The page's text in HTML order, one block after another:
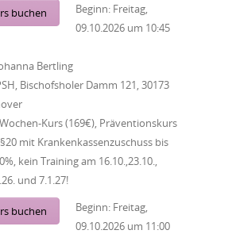
buchen Beginn: Freitag,
09.10.2026 um 10:45
Bertling
Bischofsholer Damm 121, 30173
Kurs (169€), Präventionskurs
mit Krankenkassenzuschuss bis
kein Training am 16.10.,23.10.,
und 7.1.27!
buchen Beginn: Freitag,
09.10.2026 um 11:00